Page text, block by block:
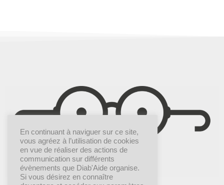
En continuant à naviguer sur ce site,
vous agréez à l’utilisation de cookies
en vue de réaliser des actions de
communication sur différents
évènements que Diab'Aide organise.
Si vous désirez en connaître